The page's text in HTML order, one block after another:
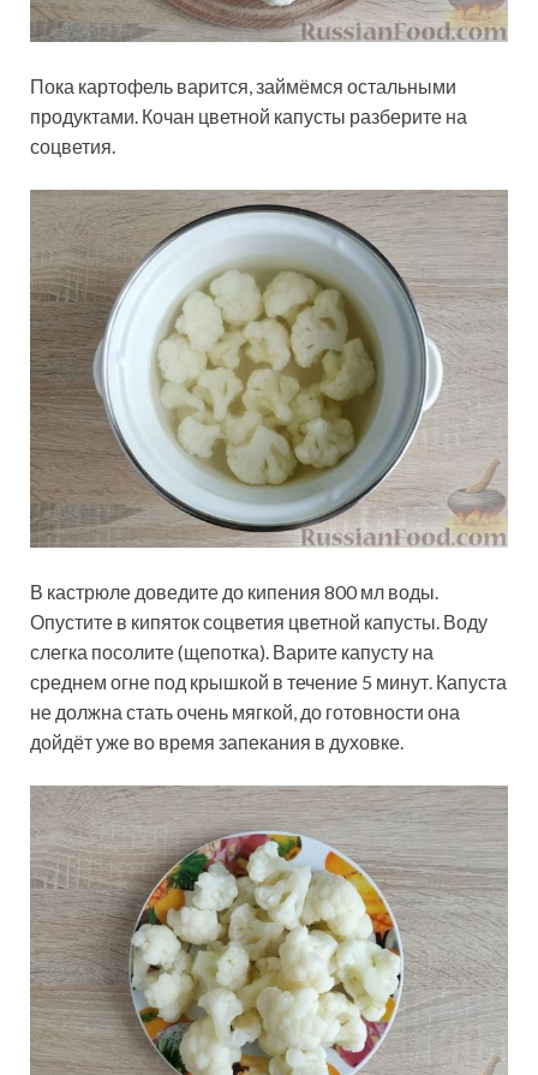
Пока картофель варится, займёмся остальными
продуктами. Кочан цветной капусты разберите на
соцветия.
В кастрюле доведите до кипения 800 мл воды.
Опустите в кипяток соцветия цветной капусты. Воду
слегка посолите (щепотка). Варите капусту на
среднем огне под крышкой в течение 5 минут. Капуста
не должна стать очень мягкой, до готовности она
дойдёт уже во время запекания в духовке.